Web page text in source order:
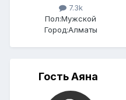
7.3k
Пол:Мужской
Город:Алматы
Гость Аяна